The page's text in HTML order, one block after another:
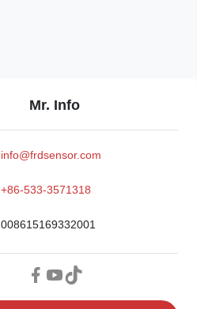
Mr. Info
info@frdsensor.com
+86-533-3571318
008615169332001